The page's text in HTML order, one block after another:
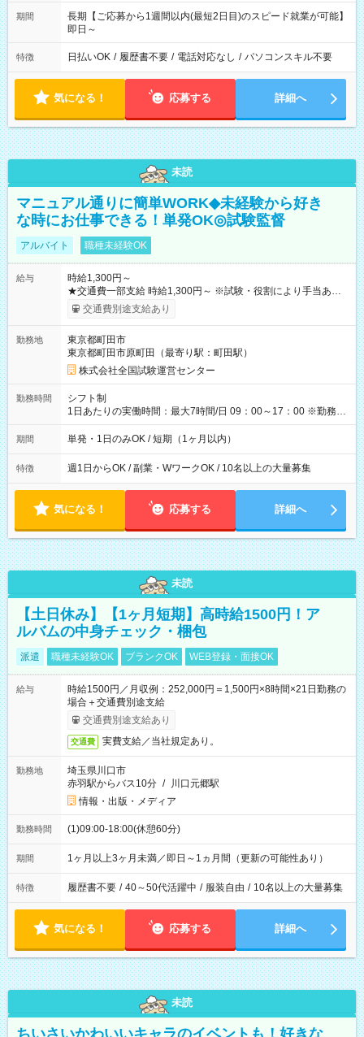
期間
長期【ご応募から1週間以内(最短2日目)のスピード就業が可能】
即日～
特徴 日払いOK / 履歴書不要 / 電話対応なし / パソコンスキル不要
気になる！ 応募する 詳細へ
未読
マニュアル通りに簡単WORK◆未経験から好き
な時にお仕事できる！単発OK◎試験監督
アルバイト 職種未経験OK
給与
時給1,300円～
★交通費一部支給 時給1,300円～ ※試験・役割により手当あり
※勤務回数により昇給あり 【即給（前払い）オプションあ
り！】 希望される場合、勤務から1週間ほどで給与の一部を受け
例】 ・河合塾模擬試験 8:30～17:30（休憩1時間） 時給1,300円
×8時間＝日収10,400円＋交通費 ※当日の役割により時給＋100
円の場合あり ・国家試験 7:00～13:30（休憩なし） 時給1,300
円（役割手当＋100円）×6時間＝日収8,400円＋交通費 【試用期
間】試用期間なし
交通費別途支給あり
勤務地
東京都町田市
東京都町田市原町田（最寄り駅：町田駅）
株式会社全国試験運営センター
勤務時間
シフト制
1日あたりの実働時間：最大7時間/日 09：00～17：00 ※勤務時
間は 試験により異なります。
期間 単発・1日のみOK / 短期（1ヶ月以内）
特徴 週1日からOK / 副業・WワークOK / 10名以上の大量募集
気になる！ 応募する 詳細へ
未読
【土日休み】【1ヶ月短期】高時給1500円！ア
ルバムの中身チェック・梱包
派遣 職種未経験OK ブランクOK WEB登録・面接OK
給与
時給1500円／月収例：252,000円＝1,500円×8時間×21日勤務の
場合＋交通費別途支給
交通費別途支給あり
交通費 実費支給／当社規定あり。
勤務地
埼玉県川口市
赤羽駅からバス10分 / 川口元郷駅
情報・出版・メディア
勤務時間 (1)09:00-18:00(休憩60分)
期間 1ヶ月以上3ヶ月未満／即日～1ヵ月間（更新の可能性あり）
特徴 履歴書不要 / 40～50代活躍中 / 服装自由 / 10名以上の大量募集
気になる！ 応募する 詳細へ
未読
ちいさいかわいいキャラのイベントも！好きな